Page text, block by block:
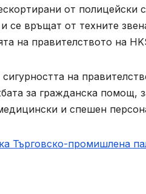
от полицейски
се връщат от техните
на правителството на
на
за гражданска помощ,
и спешен
Търговско-промишлена